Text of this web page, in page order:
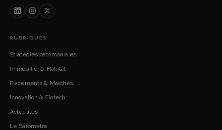
RUBRIQUES
Stratégies patrimoniales
Immobilier & Habitat
Placements & Marchés
Innovation & Fintech
Actualités
Le Baromètre